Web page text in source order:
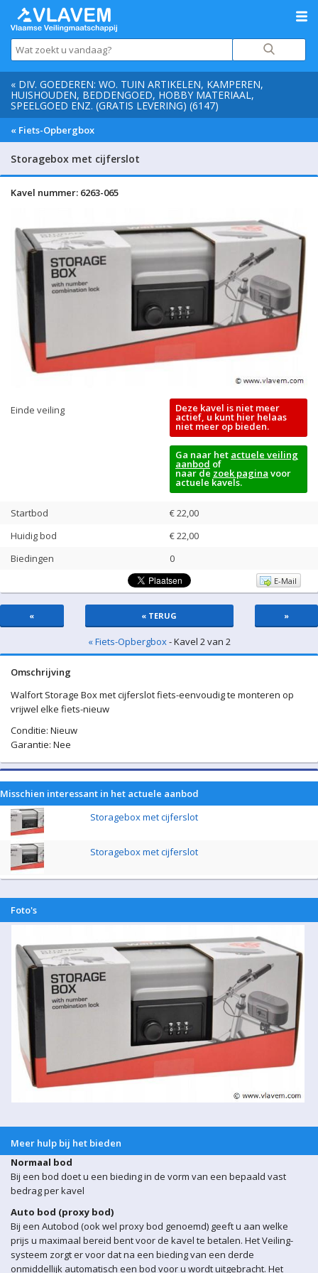
« DIV. GOEDEREN: WO. TUIN ARTIKELEN, KAMPEREN,
HUISHOUDEN, BEDDENGOED, HOBBY MATERIAAL,
SPEELGOED ENZ. (GRATIS LEVERING) (6147)
« Fiets-Opbergbox
Storagebox met cijferslot
Kavel nummer: 6263-065
Einde veiling Deze kavel is niet meer
actief, u kunt hier helaas
niet meer op bieden.
Ga naar het actuele veiling
aanbod of
naar de zoek pagina voor
actuele kavels.
Startbod
€ 22,00
Huidig bod
€22,00
Biedingen
0
E-Mail
« « TERUG »
« Fiets-Opbergbox- Kavel 2 van 2
Omschrijving
Walfort Storage Box met cijferslot fiets-eenvoudig te monteren op
vrijwel elke fiets-nieuw
Conditie: Nieuw
Garantie: Nee
Misschien interessant in het actuele aanbod
Storagebox met cijferslot
Storagebox met cijferslot
Foto's
Meer hulp bij het bieden
Normaal bod
Bij een bod doet u een bieding in de vorm van een bepaald vast
bedrag per kavel
Auto bod (proxy bod)
Bij een Autobod (ook wel proxy bod genoemd) geeft u aan welke
prijs u maximaal bereid bent voor de kavel te betalen. Het Veiling-
systeem zorgt er voor dat na een bieding van een derde
onmiddellijk automatisch een bod voor u wordt uitgebracht. Het